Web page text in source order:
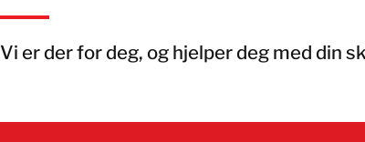
Vi er der for deg, og hjelper deg med din